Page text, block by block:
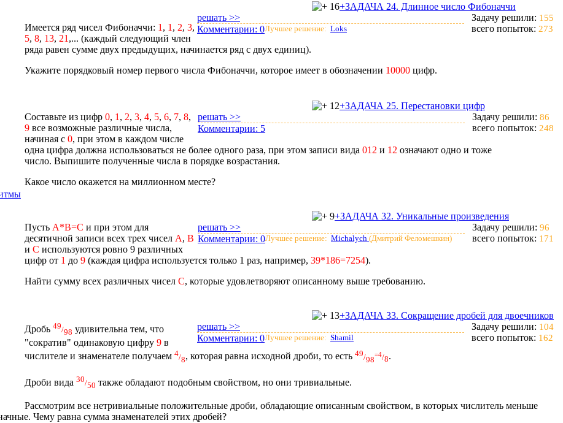
16+ЗАДАЧА 24. Длинное число Фибоначчи
Задачу решили: 155
всего попыток: 273
решать >>
Комментарии: 0Лучшее решение: Loks
Имеется ряд чисел Фибоначчи: 1 , 1 , 2, 3,
5, 8, 13, 21 ,... (каждый следующий член
ряда равен сумме двух предыдущих, начинается ряд с двух единиц).
Укажите порядковый номер первого числа Фибоначчи, которое имеет в обозначении 10000 цифр.
12+ЗАДАЧА 25. Перестановки цифр
Задачу решили: 86
всего попыток: 248
решать >>
Комментарии: 5
Составьте из цифр 0, 1 , 2, 3, 4, 5, 6, 7, 8,
9 все возможные различные числа,
начиная с 0, при этом в каждом числе
одна цифра должна использоваться не более одного раза, при этом записи вида 012 и 12 означают одно и тоже
число. Выпишите полученные числа в порядке возрастания.
Какое число окажется на миллионном месте?
9+ЗАДАЧА 32. Уникальные произведения
Задачу решили: 96
всего попыток: 171
решать >>
Комментарии: 0Лучшее решение: Michalych (Дмитрий Феломешкин)
Пусть A*B=C и при этом для
десятичной записи всех трех чисел A, B
и C используются ровно 9 различных
цифр от 1 до 9 (каждая цифра используется только 1 раз, например, 39*186=7254).
Найти сумму всех различных чисел C, которые удовлетворяют описанному выше требованию.
13+ЗАДАЧА 33. Сокращение дробей для двоечников
Задачу решили: 104
всего попыток: 162
решать >>
Комментарии: 0Лучшее решение: Shamil
Дробь 49/98 удивительна тем, что
"сократив" одинаковую цифру 9 в
числителе и знаменателе получаем 4/8, которая равна исходной дроби, то есть 49/98
=4/8.
Дроби вида 30/50 также обладают подобным свойством, но они тривиальные.
Рассмотрим все нетривиальные положительные дроби, обладающие описанным свойством, в которых числитель меньше
Чему равна сумма знаменателей этих дробей?